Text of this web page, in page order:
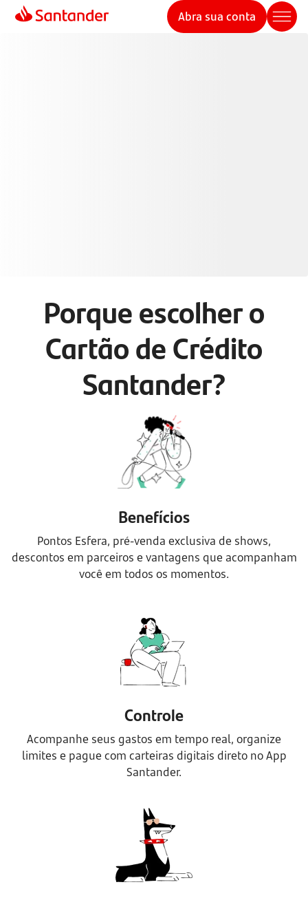
Abra sua conta
Porque escolher o
Cartão de Crédito
Santander?
Benefícios
Pontos Esfera, pré-venda exclusiva de shows,
descontos em parceiros e vantagens que acompanham
você em todos os momentos.
Controle
Acompanhe seus gastos em tempo real, organize
limites e pague com carteiras digitais direto no App
Santander.